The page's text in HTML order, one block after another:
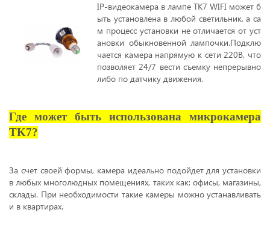
IP-видеокамера в лампе TK7 WIFI может б
ыть установлена в любой светильник, а са
м процесс установки не отличается от уст
ановки обыкновенной лампочки.Подклю
чается камера напрямую к сети 220В, что
позволяет 24/7 вести съемку непрерывно
либо по датчику движения.
Где может быть использована микрокамера
TK7?
За счет своей формы, камера идеально подойдет для установки
в любых многолюдных помещениях, таких как: офисы, магазины,
склады. При необходимости такие камеры можно устанавливать
и в квартирах.